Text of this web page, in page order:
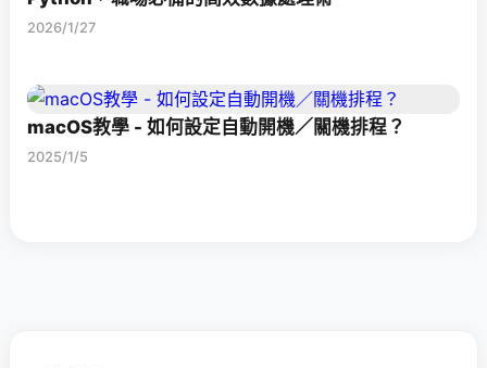
2026/1/27
macOS教學 - 如何設定自動開機／關機排程？
2025/1/5